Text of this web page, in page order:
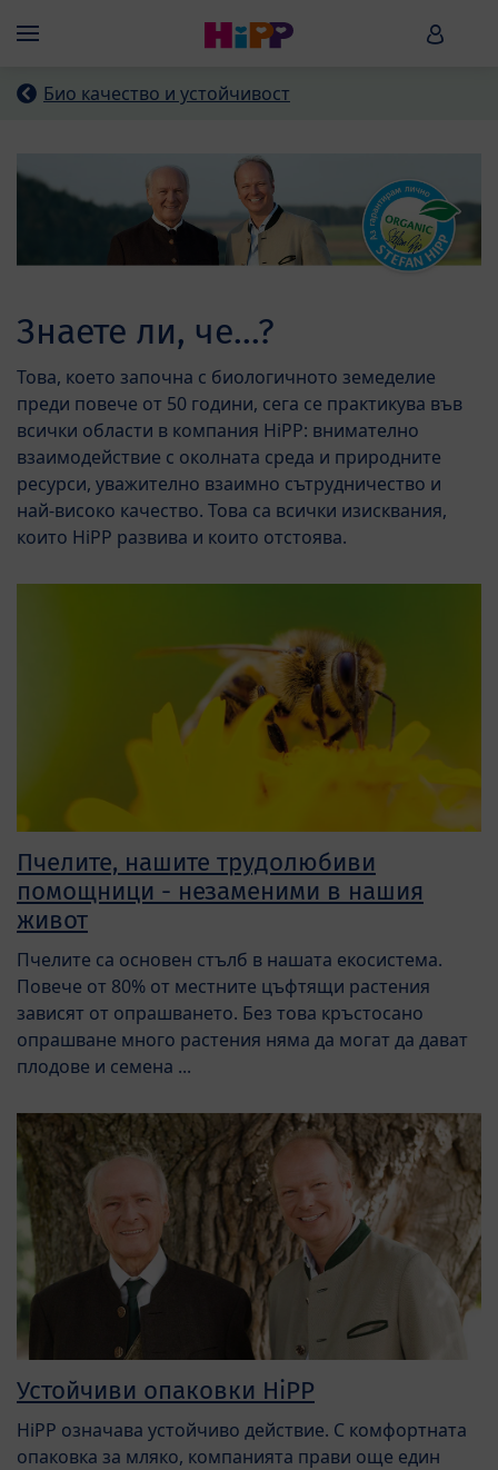
Menü HiPP
Био качество и устойчивост
Знаете ли, че...?
Това, което започна с биологичното земеделие
преди повече от 50 години, сега се практикува във
всички области в компания HiPP: внимателно
взаимодействие с околната среда и природните
ресурси, уважително взаимно сътрудничество и
най-високо качество. Това са всички изисквания,
които HiPP развива и които отстоява.
Пчелите, нашите трудолюбиви
помощници - незаменими в нашия
живот
Пчелите са основен стълб в нашата екосистема.
Повече от 80% от местните цъфтящи растения
зависят от опрашването. Без това кръстосано
опрашване много растения няма да могат да дават
плодове и семена ...
Устойчиви опаковки HiPP
HiPP означава устойчиво действие. С комфортната
опаковка за мляко, компанията прави още един